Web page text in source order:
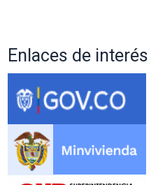
Enlaces de interés